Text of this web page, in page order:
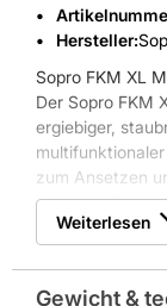
Hersteller:
Sopro FKM XL
Der Sopro FKM
ergiebiger,
zum Ansetzen
sowie
auf allen
Feinsteinzeug
Weiterlesen
Gewicht &